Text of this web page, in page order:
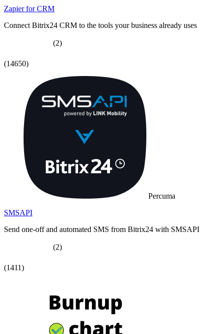
Zapier for CRM
Connect Bitrix24 CRM to the tools your business already uses
(2)
(14650)
Percuma
SMSAPI
Send one-off and automated SMS from Bitrix24 with SMSAPI
(2)
(1411)